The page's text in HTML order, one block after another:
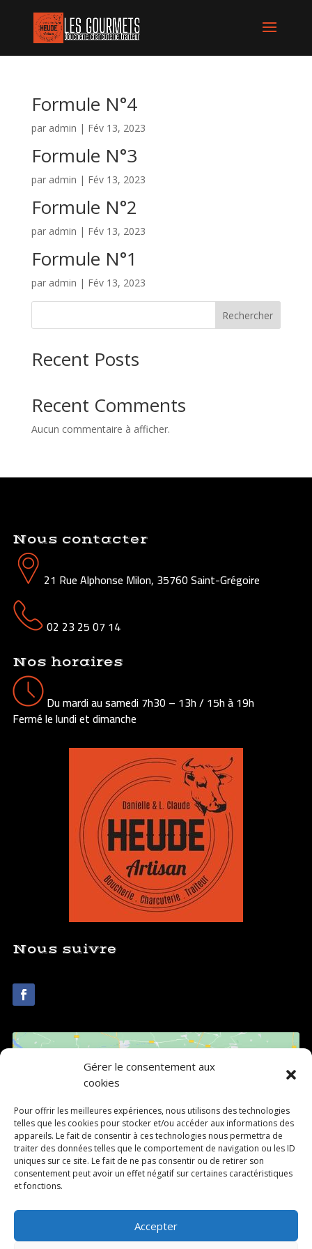
Gérer le consentement aux
cookies
Pour offrir les meilleures expériences, nous utilisons des technologies
telles que les cookies pour stocker et/ou accéder aux informations des
appareils. Le fait de consentir à ces technologies nous permettra de
traiter des données telles que le comportement de navigation ou les ID
uniques sur ce site. Le fait de ne pas consentir ou de retirer son
consentement peut avoir un effet négatif sur certaines caractéristiques
et fonctions.
Accepter
Formule N°4
par admin | Fév 13, 2023
Formule N°3
par admin | Fév 13, 2023
Formule N°2
par admin | Fév 13, 2023
Formule N°1
par admin | Fév 13, 2023
Rechercher
Recent Posts
Recent Comments
Aucun commentaire à afficher.
Nous contacter
21 Rue Alphonse Milon, 35760 Saint-Grégoire
02 23 25 07 14
Nos horaires
Du mardi au samedi 7h30 – 13h / 15h à 19h
Fermé le lundi et dimanche
Nous suivre
Cliquez pour accepter les cookies
marketing et activer ce contenu